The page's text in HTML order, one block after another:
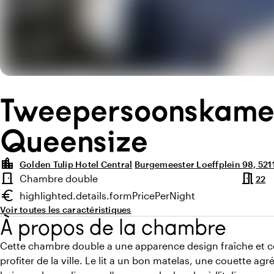
Queensize
location_city Golden Tulip Hotel Central Burgemeester Loeffplein 98,
Points forts
door_front
Type de chambre
Chambre double meeting_room 22
euro
Prix minimum
highlighted.details.formPricePerNight
Voir toutes les caractéristiques
À propos de la chambre
Cette chambre double a une apparence design fraîche et
profiter de la ville. Le lit a un bon matelas, une couette